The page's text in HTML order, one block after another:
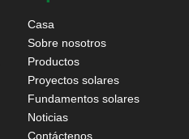
Casa
Sobre nosotros
Productos
Proyectos solares
Fundamentos solares
Noticias
Contáctenos